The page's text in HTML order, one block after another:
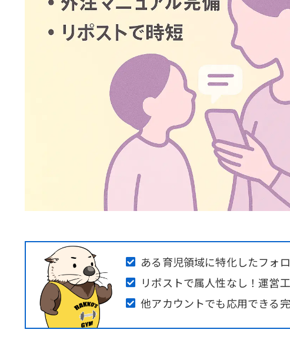
ある育児領域に特化したフォ
リポストで属人性なし！運営
他アカウントでも応用できる